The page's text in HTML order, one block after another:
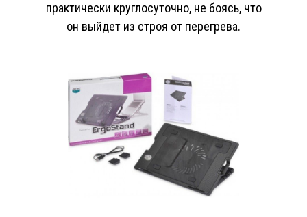
практически круглосуточно, не боясь, что
он выйдет из строя от перегрева.